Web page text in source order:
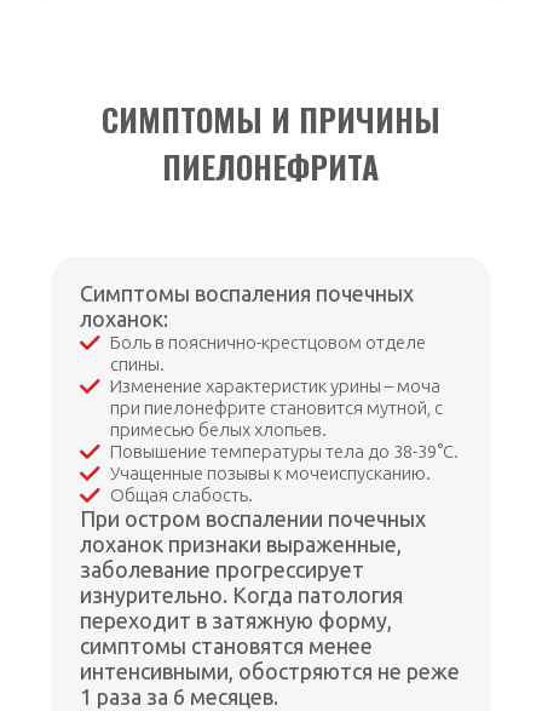
СИМПТОМЫ И ПРИЧИНЫ
ПИЕЛОНЕФРИТА
Симптомы воспаления почечных
лоханок:
Боль в пояснично-крестцовом отделе
спины.
Изменение характеристик урины – моча
при пиелонефрите становится мутной, с
примесью белых хлопьев.
Повышение температуры тела до 38-39°C.
Учащенные позывы к мочеиспусканию.
Общая слабость.
При остром воспалении почечных
лоханок признаки выраженные,
заболевание прогрессирует
изнурительно. Когда патология
переходит в затяжную форму,
симптомы становятся менее
интенсивными, обостряются не реже
1 раза за 6 месяцев.